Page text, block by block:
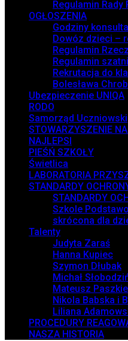
Regulamin Rady
OGŁOSZENIA
Godziny
Dowóz dzieci –
Regulamin
Regulamin szatni
Rekrutacja do
Bolesława
Ubezpieczenie UNIQA
RODO
Samorząd Uczniowski
STOWARZYSZENIE
NAJLEPSI
PIEŚŃ SZKOŁY
Świetlica
LABORATORIA
STANDARDY
STANDARDY
Szkole
skrócona dla
Talenty
Judyta Zaraś
Hanna Kupiec
Szymon Dłubak
Michał
Mateusz
Nikola Babska i
Liliana
PROCEDURY
NASZA HISTORIA